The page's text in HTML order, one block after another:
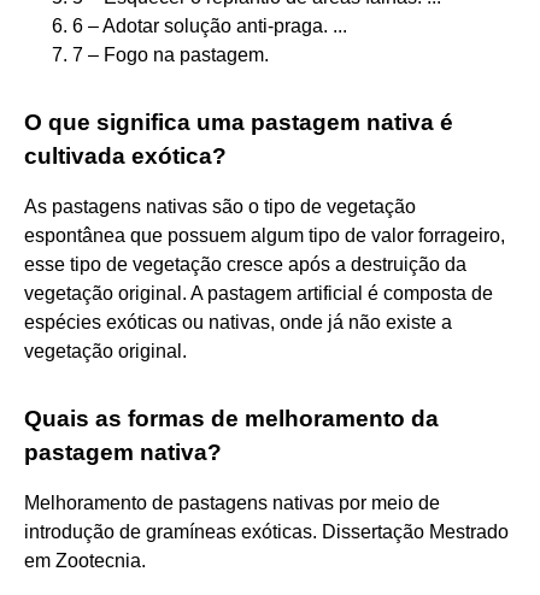
6 – Adotar solução anti-praga. ...
7 – Fogo na pastagem.
O que significa uma pastagem nativa é
cultivada exótica?
As pastagens nativas são o tipo de vegetação
espontânea que possuem algum tipo de valor forrageiro,
esse tipo de vegetação cresce após a destruição da
vegetação original. A pastagem artificial é composta de
espécies exóticas ou nativas, onde já não existe a
vegetação original.
Quais as formas de melhoramento da
pastagem nativa?
Melhoramento de pastagens nativas por meio de
introdução de gramíneas exóticas. Dissertação Mestrado
em Zootecnia.